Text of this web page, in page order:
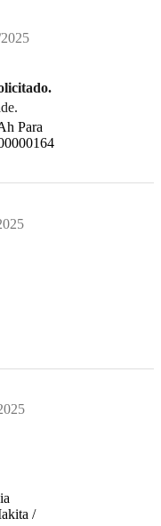
Para
/